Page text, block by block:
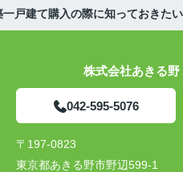
一戸建て購入の際に知っておきた
株式会社あきる
042-595-5076
〒197-0823
東京都あきる野市野辺599-1